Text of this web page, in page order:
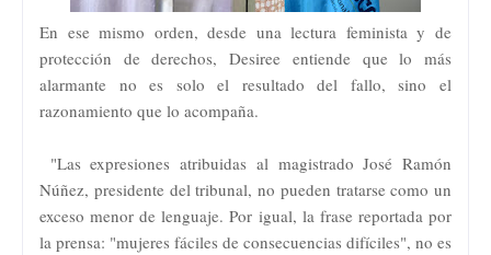
En ese mismo orden, desde una lectura feminista y de
protección de derechos, Desiree entiende que lo más
alarmante no es solo el resultado del fallo, sino el
razonamiento que lo acompaña.
"Las expresiones atribuidas al magistrado José Ramón
Núñez, presidente del tribunal, no pueden tratarse como un
exceso menor de lenguaje. Por igual, la frase reportada por
la prensa: "mujeres fáciles de consecuencias difíciles", no es